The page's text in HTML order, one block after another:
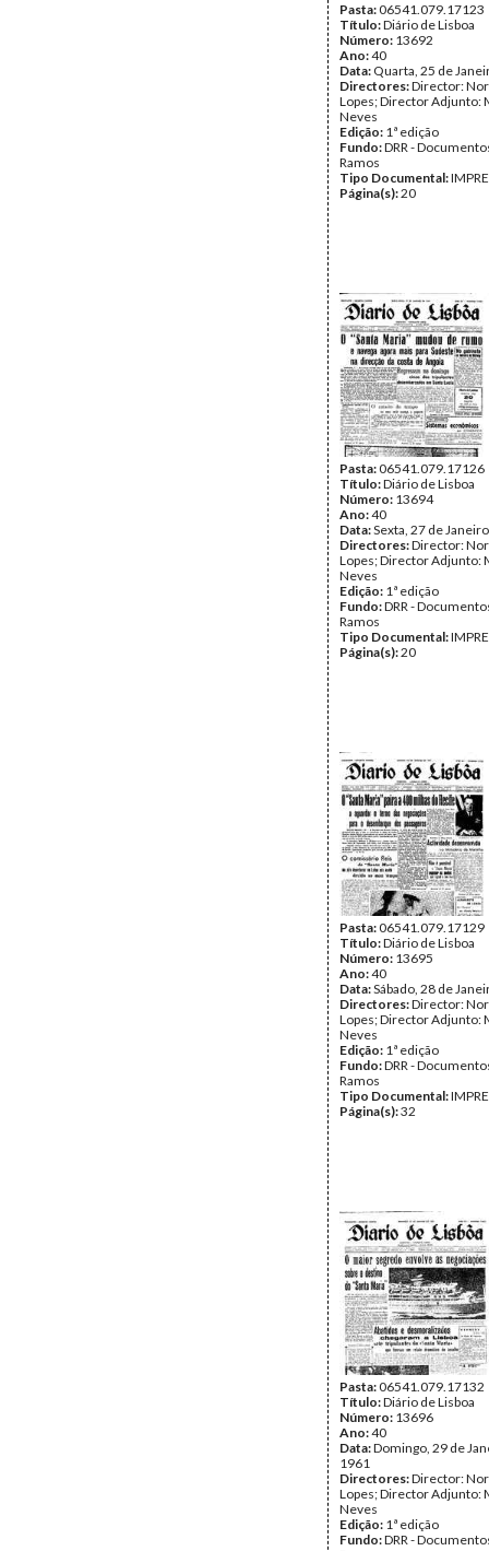
Pasta:06541.079.17123
Título:Diário de Lisboa
Número: 13692
Ano:40
Data: Quarta, 25 de
Directores:Director:
Lopes; Director Adjunto:
Neves
Edição: 1ª edição
Fundo:DRR -
Ramos
Tipo Documental:
Página(s):20
Pasta:06541.079.17126
Título:Diário de Lisboa
Número: 13694
Ano:40
Data:Sexta, 27 de
Directores:Director:
Lopes; Director Adjunto:
Neves
Edição: 1ª edição
Fundo:DRR -
Ramos
Tipo Documental:
Página(s):20
Pasta:06541.079.17129
Título:Diário de Lisboa
Número: 13695
Ano:40
Data:Sábado, 28 de
Directores:Director:
Lopes; Director Adjunto:
Neves
Edição: 1ª edição
Fundo:DRR -
Ramos
Tipo Documental:
Página(s):32
Pasta:06541.079.17132
Título:Diário de Lisboa
Número: 13696
Ano:40
Data:Domingo, 29 de
1961
Directores:Director:
Lopes; Director Adjunto:
Neves
Edição: 1ª edição
Fundo:DRR -